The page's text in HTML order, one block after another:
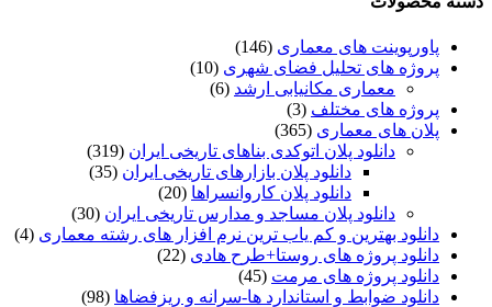
پاورپوینت های معماری (146)
پروژه های تحلیل فضای شهری (10)
معماری مکانیابی ارشد (6)
پروژه های مختلف (3)
پلان های معماری (365)
دانلود پلان اتوکدی بناهای تاریخی ایران (319)
دانلود پلان بازارهای تاریخی ایران (35)
دانلود پلان کاروانسراها (20)
دانلود پلان مساجد و مدارس تاریخی ایران (30)
دانلود بهترین و کم یاب ترین نرم افزار های رشته معماری (4)
دانلود پروژه های روستا+طرح هادی (22)
دانلود پروژه های مرمت (45)
دانلود ضوابط و استاندارد ها-سرانه و ریزفضاها (98)